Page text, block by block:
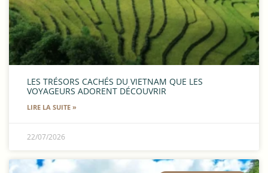
LES TRÉSORS CACHÉS DU VIETNAM QUE LES
VOYAGEURS ADORENT DÉCOUVRIR
LIRE LA SUITE »
22/07/2026